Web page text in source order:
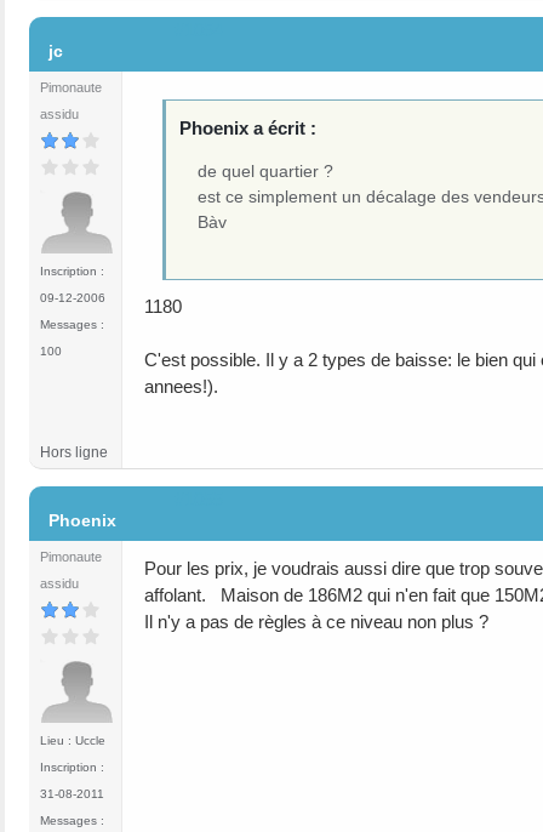
jc
Pimonaute
assidu
Inscription :
09-12-2006
Messages :
100
Phoenix a écrit :
de quel quartier ?
est ce simplement un décalage des
Bàv
1180
C'est possible. Il y a 2 types de baisse: le bien
annees!).
Hors ligne
Phoenix
Pimonaute
assidu
Lieu : Uccle
Inscription :
31-08-2011
Messages :
Pour les prix, je voudrais aussi dire que trop
affolant. Maison de 186M2 qui n'en fait que
Il n'y a pas de règles à ce niveau non plus ?